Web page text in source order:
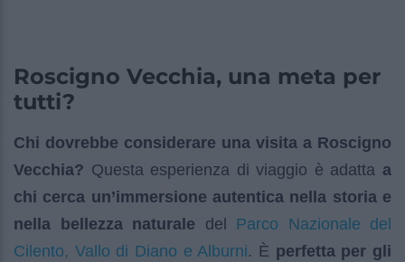
Roscigno Vecchia, una meta per
tutti?
Chi dovrebbe considerare una visita a Roscigno
Vecchia? Questa esperienza di viaggio è adatta a
chi cerca un’immersione autentica nella storia e
nella bellezza naturale del
Parco Nazionale del
Cilento, Vallo di Diano e Alburni. È perfetta per gli